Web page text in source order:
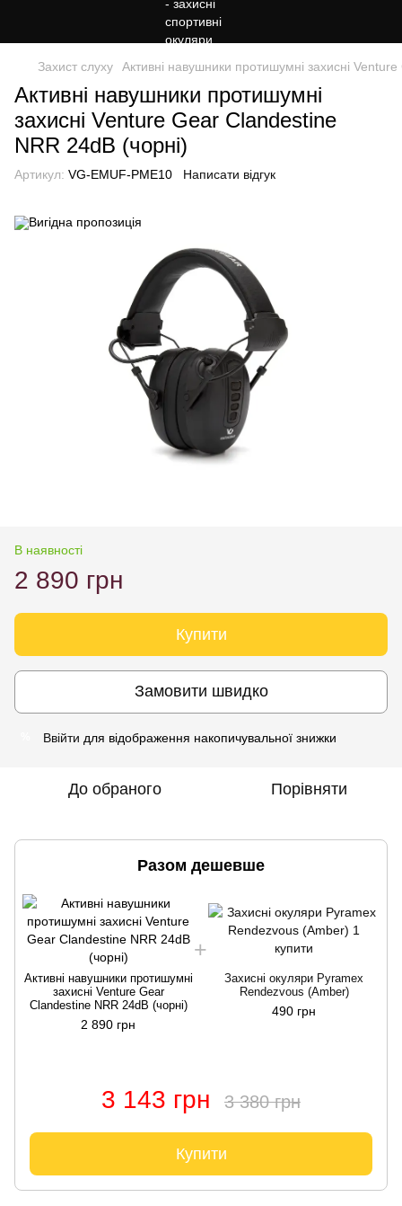
Захист слуху Активні навушники протишумні захисні
Активні навушники протишумні
захисні Venture Gear Clandestine
NRR 24dB (чорні)
Артикул: VG-EMUF-PME10 Написати відгук
В наявності
2 890 грн
Купити
Замовити швидко
Ввійти для відображення накопичувальної знижки
До обраного Порівняти
Разом дешевше
Активні навушники протишумні
захисні Venture Gear
Clandestine NRR 24dB (чорні)
2 890 грн
Захисні окуляри Pyramex
Rendezvous (Amber)
490 грн
3 143 грн 3 380 грн
Купити